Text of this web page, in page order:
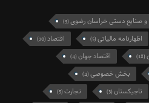
و صنایع دستی خراسان رضوی(3)
اظهارنامه مالیاتی(5) اقتصاد(10)
(18) اقتصاد جهان(4)
بخش خصوصی(4)
تاجیکستان(3) تجارت(5)